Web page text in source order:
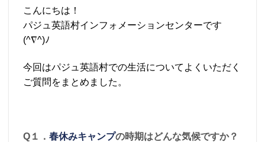
こんにちは！
パジュ英語村インフォメーションセンターです
(^∇^)ﾉ
今回はパジュ英語村での生活についてよくいただく
ご質問をまとめました。
Q１． 春休みキャンプの時期はどんな気候ですか？